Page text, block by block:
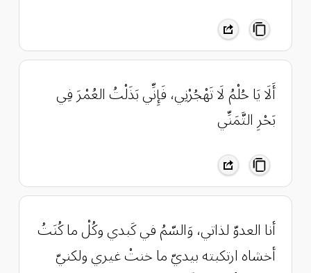
أَلَا يَا حُلْمُ لَا تَهْجُرْنِي، فَإِنِّي بَذَلْتُ العُمْرَ فِي
بَحْرِ التَّمَنِّي
أنا العدوّ لذاتي، وَالسّمُ في كَبدي وكُلْ ما كُنَتُ
أخشاه ارتكبته بيديّ ما خنتْ غيري ولكنيّ